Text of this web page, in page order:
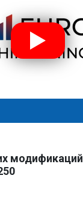
модификаций